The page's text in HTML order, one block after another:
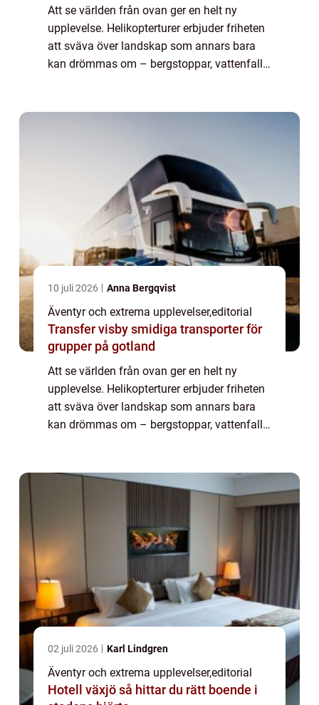
Att se världen från ovan ger en helt ny
upplevelse. Helikopterturer erbjuder friheten
att sväva över landskap som annars bara
kan drömmas om – bergstoppar, vattenfall,
10 juli 2026 Anna Bergqvist
Äventyr och extrema upplevelser,editorial
Transfer visby smidiga transporter för
grupper på gotland
Att se världen från ovan ger en helt ny
upplevelse. Helikopterturer erbjuder friheten
att sväva över landskap som annars bara
kan drömmas om – bergstoppar, vattenfall,
02 juli 2026 Karl Lindgren
Äventyr och extrema upplevelser,editorial
Hotell växjö så hittar du rätt boende i